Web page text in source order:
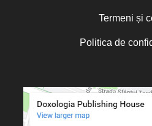
Termeni și
Politica de